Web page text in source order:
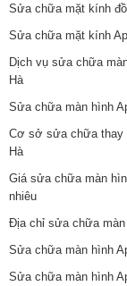
Sửa chữa mặt kính
Sửa chữa mặt kính
Dịch vụ sửa chữa
Hà
Sửa chữa màn hình
Cơ sở sửa chữa thay
Hà
Giá sửa chữa màn
nhiêu
Địa chỉ sửa chữa màn
Sửa chữa màn hình
Sửa chữa màn hình